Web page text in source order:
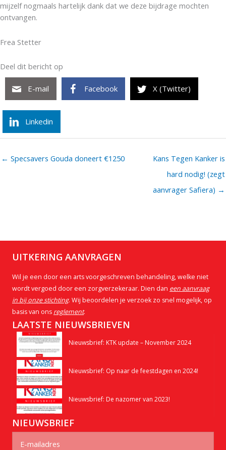
mijzelf nogmaals hartelijk dank dat we deze bijdrage mochten
ontvangen.
Frea Stetter
Deel dit bericht op
E-mail Facebook X (Twitter)
Linkedin
← Specsavers Gouda doneert €1250
Kans Tegen Kanker is
hard nodig! (zegt
aanvrager Safiera) →
UITKERING AANVRAGEN
Wil je een door een arts voorgeschreven behandeling, welke niet
wordt vergoed door een zorgverzekeraar. Dien dan een aanvraag
in bij onze stichting. Wij beoordelen je verzoek zo snel mogelijk, op
basis van ons reglement.
LAATSTE NIEUWSBRIEVEN
Nieuwsbrief: KTK update – November 2024
Nieuwsbrief: Op naar de feestdagen en 2024!
Nieuwsbrief: De nazomer van 2023!
NIEUWSBRIEF